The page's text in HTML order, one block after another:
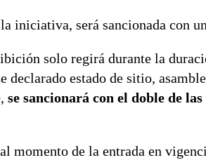
iniciativa, será sancionada con
solo regirá durante la
declarado estado de sitio,
se sancionará con el doble de
momento de la entrada en